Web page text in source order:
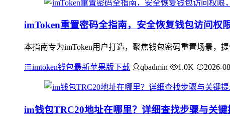
imToken重置密码全指南，安全恢复钱包访问权
本指南专为imToken用户打造，聚焦钱包密码重置场景，
imtoken钱包最新苹果版下载 qbadmin 1.0K 2026-
im钱包TRC20地址在哪里？详细查找步骤与关键